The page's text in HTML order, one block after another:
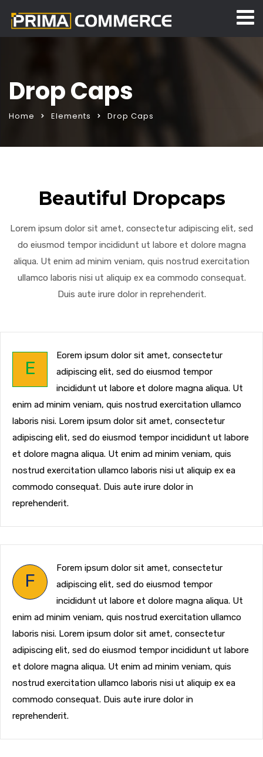
Drop Caps
Home Elements Drop Caps
Beautiful Dropcaps
Lorem ipsum dolor sit amet, consectetur adipiscing elit, sed
do eiusmod tempor incididunt ut labore et dolore magna
aliqua. Ut enim ad minim veniam, quis nostrud exercitation
ullamco laboris nisi ut aliquip ex ea commodo consequat.
Duis aute irure dolor in reprehenderit.
E
Eorem ipsum dolor sit amet, consectetur
adipiscing elit, sed do eiusmod tempor
incididunt ut labore et dolore magna aliqua. Ut
enim ad minim veniam, quis nostrud exercitation ullamco
laboris nisi. Lorem ipsum dolor sit amet, consectetur
adipiscing elit, sed do eiusmod tempor incididunt ut labore
et dolore magna aliqua. Ut enim ad minim veniam, quis
nostrud exercitation ullamco laboris nisi ut aliquip ex ea
commodo consequat. Duis aute irure dolor in
reprehenderit.
F
Forem ipsum dolor sit amet, consectetur
adipiscing elit, sed do eiusmod tempor
incididunt ut labore et dolore magna aliqua. Ut
enim ad minim veniam, quis nostrud exercitation ullamco
laboris nisi. Lorem ipsum dolor sit amet, consectetur
adipiscing elit, sed do eiusmod tempor incididunt ut labore
et dolore magna aliqua. Ut enim ad minim veniam, quis
nostrud exercitation ullamco laboris nisi ut aliquip ex ea
commodo consequat. Duis aute irure dolor in
reprehenderit.